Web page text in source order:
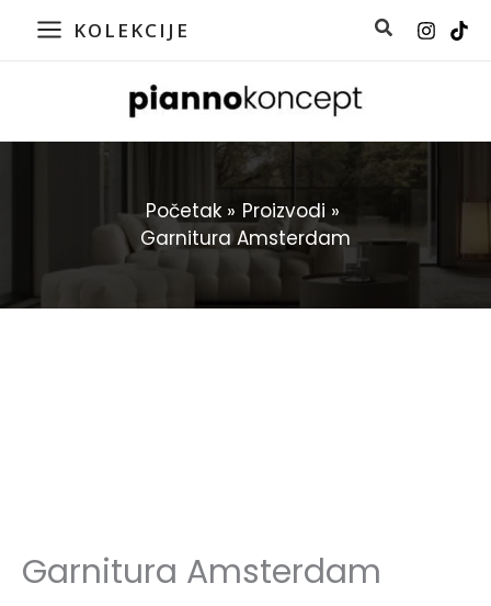
KOLEKCIJE
Početak
Proizvodi
Garnitura Amsterdam
Garnitura Amsterdam